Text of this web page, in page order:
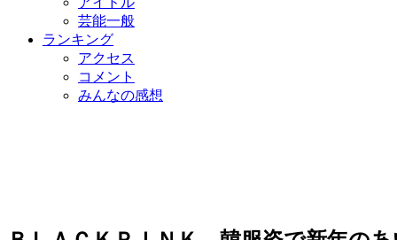
芸能一般
ランキング
アクセス
コメント
みんなの感想